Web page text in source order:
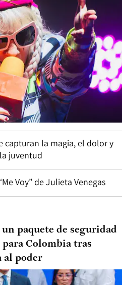
capturan la magia, el dolor y
juventud
Voy” de Julieta Venegas
paquete de seguridad
Colombia tras
al poder